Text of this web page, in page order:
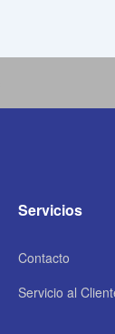
Servicios
Contacto
Servicio al